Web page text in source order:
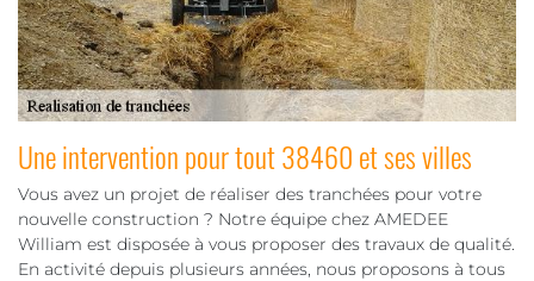
Une intervention pour tout 38460 et ses villes
Vous avez un projet de réaliser des tranchées pour votre
nouvelle construction ? Notre équipe chez AMEDEE
William est disposée à vous proposer des travaux de qualité.
En activité depuis plusieurs années, nous proposons à tous